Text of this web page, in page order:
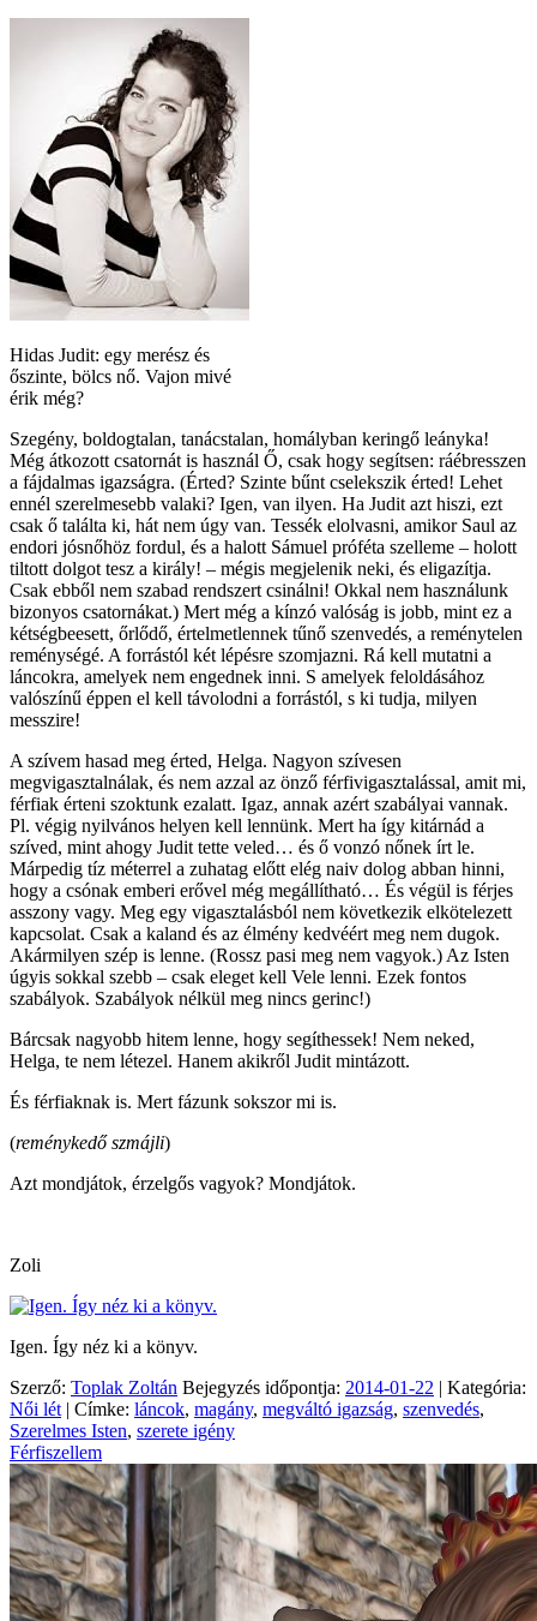
Hidas Judit: egy merész és
őszinte, bölcs nő. Vajon mivé
érik még?
Szegény, boldogtalan, tanácstalan, homályban keringő leányka!
Még átkozott csatornát is használ Ő, csak hogy segítsen: ráébresszen
a fájdalmas igazságra. (Érted? Szinte bűnt cselekszik érted! Lehet
ennél szerelmesebb valaki? Igen, van ilyen. Ha Judit azt hiszi, ezt
csak ő találta ki, hát nem úgy van. Tessék elolvasni, amikor Saul az
endori jósnőhöz fordul, és a halott Sámuel próféta szelleme – holott
tiltott dolgot tesz a király! – mégis megjelenik neki, és eligazítja.
Csak ebből nem szabad rendszert csinálni! Okkal nem használunk
bizonyos csatornákat.) Mert még a kínzó valóság is jobb, mint ez a
kétségbeesett, őrlődő, értelmetlennek tűnő szenvedés, a reménytelen
reménységé. A forrástól két lépésre szomjazni. Rá kell mutatni a
láncokra, amelyek nem engednek inni. S amelyek feloldásához
valószínű éppen el kell távolodni a forrástól, s ki tudja, milyen
messzire!
A szívem hasad meg érted, Helga. Nagyon szívesen
megvigasztalnálak, és nem azzal az önző férfivigasztalással, amit mi,
férfiak érteni szoktunk ezalatt. Igaz, annak azért szabályai vannak.
Pl. végig nyilvános helyen kell lennünk. Mert ha így kitárnád a
szíved, mint ahogy Judit tette veled… és ő vonzó nőnek írt le.
Márpedig tíz méterrel a zuhatag előtt elég naiv dolog abban hinni,
hogy a csónak emberi erővel még megállítható… És végül is férjes
asszony vagy. Meg egy vigasztalásból nem következik elkötelezett
kapcsolat. Csak a kaland és az élmény kedvéért meg nem dugok.
Akármilyen szép is lenne. (Rossz pasi meg nem vagyok.) Az Isten
úgyis sokkal szebb – csak eleget kell Vele lenni. Ezek fontos
szabályok. Szabályok nélkül meg nincs gerinc!)
Bárcsak nagyobb hitem lenne, hogy segíthessek! Nem neked,
Helga, te nem létezel. Hanem akikről Judit mintázott.
És férfiaknak is. Mert fázunk sokszor mi is.
(reménykedő szmájli)
Azt mondjátok, érzelgős vagyok? Mondjátok.
Zoli
Igen. Így néz ki a könyv.
Szerző: Toplak Zoltán Bejegyzés időpontja: 2014-01-22 | Kategória:
Női lét | Címke: láncok, magány, megváltó igazság, szenvedés,
Szerelmes Isten, szerete igény
Férfiszellem